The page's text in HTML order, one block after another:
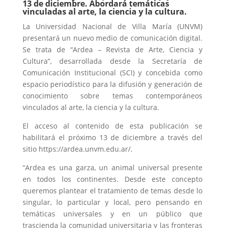
13 de diciembre. Abordará temáticas
vinculadas al arte, la ciencia y la cultura.
La Universidad Nacional de Villa María (UNVM)
presentará un nuevo medio de comunicación digital.
Se trata de “Ardea – Revista de Arte, Ciencia y
Cultura”, desarrollada desde la Secretaría de
Comunicación Institucional (SCI) y concebida como
espacio periodístico para la difusión y generación de
conocimiento sobre temas contemporáneos
vinculados al arte, la ciencia y la cultura.
El acceso al contenido de esta publicación se
habilitará el próximo 13 de diciembre a través del
sitio https://ardea.unvm.edu.ar/.
“Ardea es una garza, un animal universal presente
en todos los continentes. Desde este concepto
queremos plantear el tratamiento de temas desde lo
singular, lo particular y local, pero pensando en
temáticas universales y en un público que
trascienda la comunidad universitaria y las fronteras